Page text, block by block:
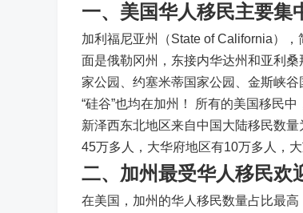
一、美国华人移民主要集
加利福尼亚州（State of California）
面是俄勒冈州，东接内华达州和亚利
家公园、约塞米蒂国家公园、金斯峡
“硅谷”也均在加州！ 所有的美国移民
新泽西东北地区来自中国大陆移民数
45万多人，大华府地区有10万多人，
二、加州最受华人移民欢
在美国，加州的华人移民数量占比最